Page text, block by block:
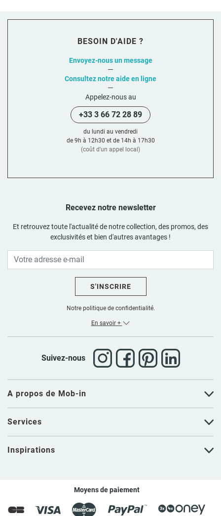
A propos de Mob-in
Services
Inspirations
Recevez notre newsletter
Et retrouvez toute l'actualité de notre collection, des promos, des
exclusivités et bien d'autres avantages !
S'INSCRIRE
Notre politique de confidentialité.
En savoir +
Suivez-nous
BESOIN D'AIDE ?
Envoyez-nous un message
Consultez notre aide en ligne
Appelez-nous au
+33 3 66 72 28 89
du lundi au vendredi
de 9h à 12h30 et de 14h à 17h30
(coût d'un appel local)
Moyens de paiement